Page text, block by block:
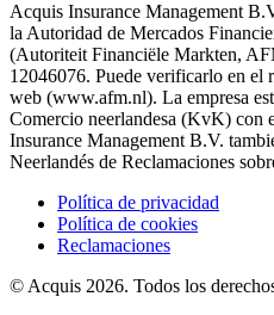
Acquis Insurance Management
la Autoridad de Mercados
(Autoriteit Financiële Markten,
12046076. Puede verificarlo en el
web (www.afm.nl). La empresa
Comercio neerlandesa (KvK) con
Insurance Management B.V.
Neerlandés de Reclamaciones
Política de privacidad
Política de cookies
Reclamaciones
© Acquis 2026. Todos los